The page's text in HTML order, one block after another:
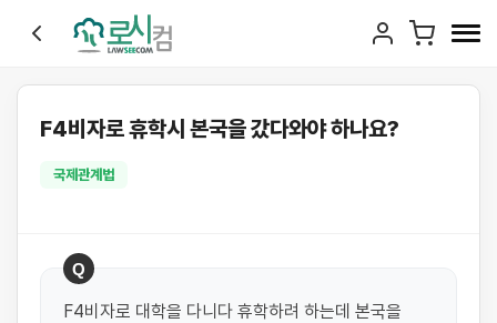
F4비자로 휴학시 본국을 갔다와야 하나요?
국제관계법
Q
F4비자로 대학을 다니다 휴학하려 하는데 본국을